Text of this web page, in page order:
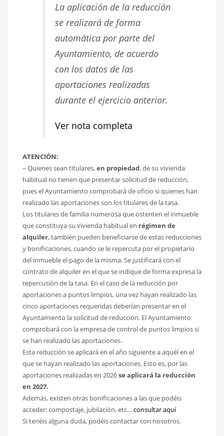
La aplicación de la reducción
se realizará de forma
automática por parte del
Ayuntamiento, de acuerdo
con los datos de las
aportaciones realizadas
durante el ejercicio anterior.
Ver nota completa
ATENCIÓN:
– Quienes sean titulares,en propiedad, de su vivienda
habitual no tienen que presentar solicitud de reducción,
pues el Ayuntamiento comprobará de oficio si quienes han
realizado las aportaciones son los titulares de la tasa.
Los titulares de familia numerosa que ostenten el inmueble
que constituya su vivienda habitual en régimen de
alquiler, también pueden beneficiarse de estas reducciones
y bonificaciones, cuando se le repercuta por el propietario
del inmueble el pago de la misma. Se justificará con el
contrato de alquiler en el que se indique de forma expresa la
repercusión de la tasa. En el caso de la reducción por
aportaciones a puntos limpios, una vez hayan realizado las
cinco aportaciones requeridas deberían presentar en el
Ayuntamiento la solicitud de reducción. El Ayuntamiento
comprobará con la empresa de control de puntos limpios si
se han realizado las aportaciones.
Esta reducción se aplicará en el año siguiente a aquél en el
que se hayan realizado las aportaciones. Esto es, por las
aportaciones realizadas en 2026se aplicará la reducción
en 2027.
Además, existen otras bonificaciones a las que podéis
acceder: compostaje, jubilación, etc… consultar aquí
Si tenéis alguna duda, podéis contactar con nosotros.